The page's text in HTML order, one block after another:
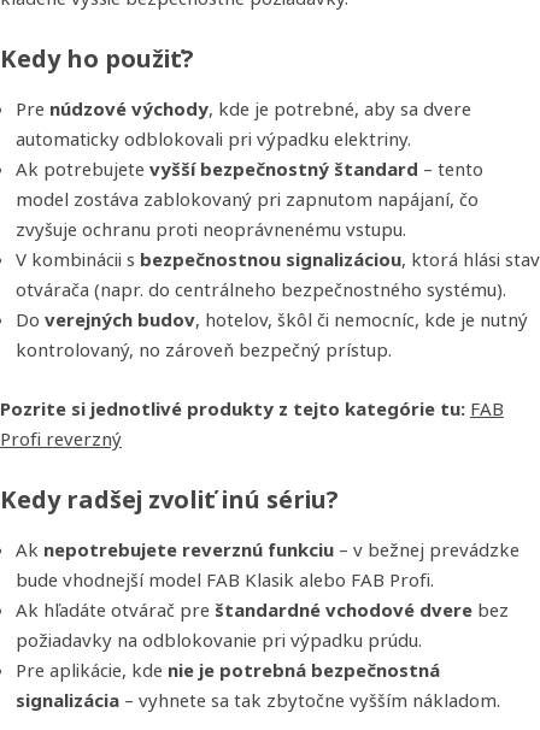
Kedy ho použiť?
Pre núdzové východy, kde je potrebné, aby sa dvere
automaticky odblokovali pri výpadku elektriny.
Ak potrebujete vyšší bezpečnostný štandard – tento
model zostáva zablokovaný pri zapnutom napájaní, čo
zvyšuje ochranu proti neoprávnenému vstupu.
V kombinácii s bezpečnostnou signalizáciou, ktorá hlási stav
otvárača (napr. do centrálneho bezpečnostného systému).
Do verejných budov, hotelov, škôl či nemocníc, kde je nutný
kontrolovaný, no zároveň bezpečný prístup.
Pozrite si jednotlivé produkty z tejto kategórie tu: FAB
Profi reverzný
Kedy radšej zvoliť inú sériu?
Ak nepotrebujete reverznú funkciu– v bežnej prevádzke
bude vhodnejší model FAB Klasik alebo FAB Profi.
Ak hľadáte otvárač pre štandardné vchodové dverebez
požiadavky na odblokovanie pri výpadku prúdu.
Pre aplikácie, kde nie je potrebná bezpečnostná
signalizácia– vyhnete sa tak zbytočne vyšším nákladom.